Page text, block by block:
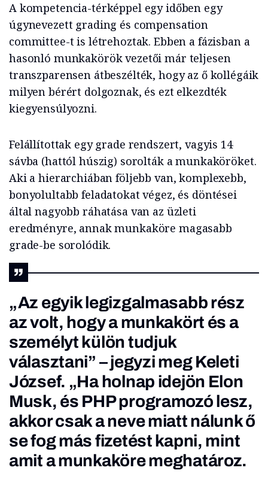
A kompetencia-térképpel egy időben egy
úgynevezett grading és compensation
committee-t is létrehoztak. Ebben a fázisban a
hasonló munkakörök vezetői már teljesen
transzparensen átbeszélték, hogy az ő kollégáik
milyen bérért dolgoznak, és ezt elkezdték
kiegyensúlyozni.
Felállítottak egy grade rendszert, vagyis 14
sávba (hattól húszig) sorolták a munkaköröket.
Aki a hierarchiában följebb van, komplexebb,
bonyolultabb feladatokat végez, és döntései
által nagyobb ráhatása van az üzleti
eredményre, annak munkaköre magasabb
grade-be sorolódik.
„Az egyik legizgalmasabb rész
az volt, hogy a munkakört és a
személyt külön tudjuk
választani” – jegyzi meg Keleti
József. „Ha holnap idejön Elon
Musk, és PHP programozó lesz,
akkor csak a neve miatt nálunk ő
se fog más fizetést kapni, mint
amit a munkaköre meghatároz.